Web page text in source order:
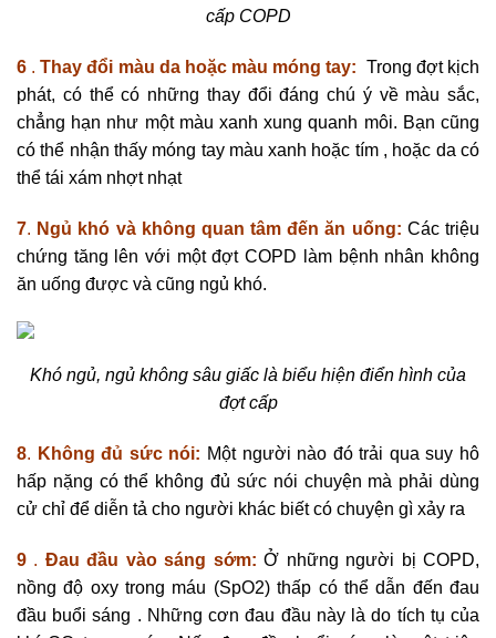
cấp COPD
6 .Thay đổi màu da hoặc màu móng tay: Trong đợt kịch
phát, có thể có những thay đổi đáng chú ý về màu sắc,
chẳng hạn như một màu xanh xung quanh môi. Bạn cũng
có thể nhận thấy móng tay màu xanh hoặc tím , hoặc da có
thể tái xám nhợt nhạt
7. Ngủ khó và không quan tâm đến ăn uống: Các triệu
chứng tăng lên với một đợt COPD làm bệnh nhân không
ăn uống được và cũng ngủ khó.
Khó ngủ, ngủ không sâu giấc là biểu hiện điển hình của
đợt cấp
8. Không đủ sức nói: Một người nào đó trải qua suy hô
hấp nặng có thể không đủ sức nói chuyện mà phải dùng
cử chỉ để diễn tả cho người khác biết có chuyện gì xảy ra
9 . Đau đầu vào sáng sớm:Ở những người bị COPD,
nồng độ oxy trong máu (SpO2) thấp có thể dẫn đến đau
đầu buổi sáng . Những cơn đau đầu này là do tích tụ của